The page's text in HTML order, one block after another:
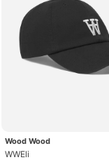
Wood Wood
WWEli